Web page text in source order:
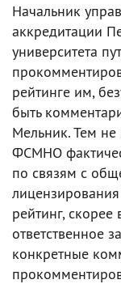
Начальник
аккредитации
университета
рейтинге им,
быть
Мельник. Тем
ФСМНО
по связям с
рейтинг, скорее
ответственное
конкретные